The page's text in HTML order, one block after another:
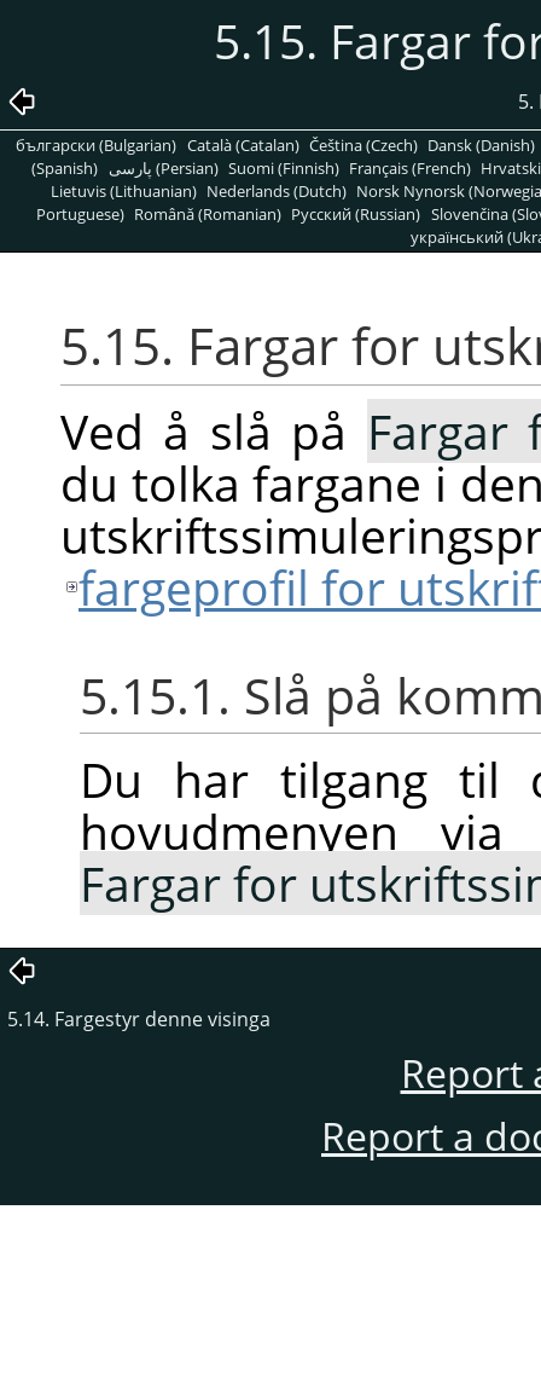
5.15. Fargar
5.
български (Bulgarian) Català (Catalan) Čeština (Czech) Dansk (Danish)
(Spanish)
پارسی (Persian) Suomi (Finnish) Français (French)
Lietuvis (Lithuanian) Nederlands (Dutch) Norsk Nynorsk
Portuguese) Română (Romanian) Pусский (Russian) Slovenčina
український
5.15. Fargar for
Ved å slå på Fargar
du tolka fargane i
fargeprofil for
5.15.1. Slå på
Du har tilgang til
hovudmenyen
Fargar for
5.14. Fargestyr denne visinga
Report
Report a